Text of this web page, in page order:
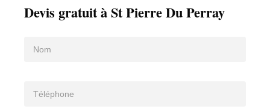
Devis gratuit à St Pierre Du Perray